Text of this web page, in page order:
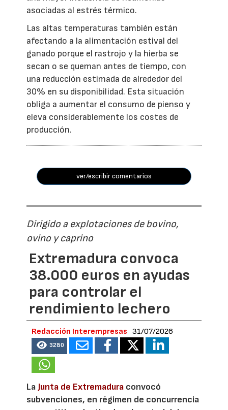
asociadas al estrés térmico.
Las altas temperaturas también están
afectando a la alimentación estival del
ganado porque el rastrojo y la hierba se
secan o se queman antes de tiempo, con
una reducción estimada de alrededor del
30% en su disponibilidad. Esta situación
obliga a aumentar el consumo de pienso y
eleva considerablemente los costes de
producción.
ver/escribir comentarios
Dirigido a explotaciones de bovino,
ovino y caprino
Extremadura convoca
38.000 euros en ayudas
para controlar el
rendimiento lechero
Redacción Interempresas 31/07/2026
3280
LaJunta de Extremadura convocó
subvenciones, en régimen de concurrencia